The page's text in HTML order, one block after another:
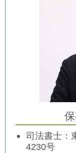
司法書士：
4230号